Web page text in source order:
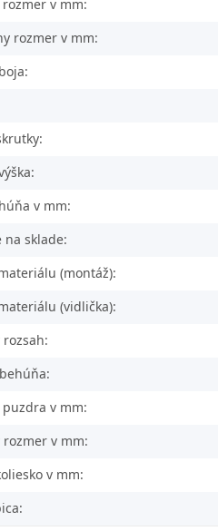
v mm:
rozmer v mm:
v mm:
na sklade:
(montáž):
(vidlička):
v mm:
rozmer v mm:
v mm: